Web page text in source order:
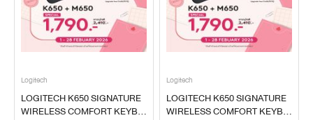
Logitech
LOGITECH K650 SIGNATURE
WIRELESS COMFORT KEYBO
Logitech
LOGITECH K650 SIGNATURE
WIRELESS COMFORT KEYBO